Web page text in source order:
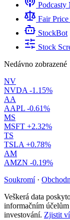
Podcasty
Fair
StockBot
Stock
Nedávno zobrazené
NV
NVDA -1.15%
AA
AAPL -0.61%
MS
MSFT +2.32%
TS
TSLA +0.78%
AM
AMZN -0.19%
Soukromí ·
Veškerá data
informačním
investování. Zjistit